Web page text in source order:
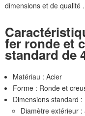
dimensions et de qualité .
fer ronde et
standard de
Matériau : Acier
Forme : Ronde et
Dimensions standard :
Diamètre extérieur :